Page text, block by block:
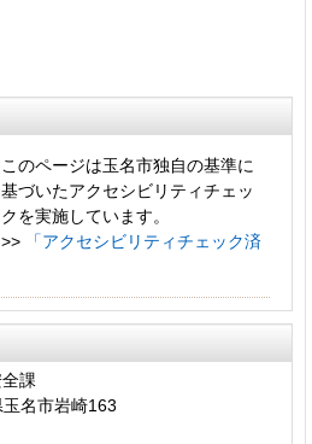
このページは玉名市独自の基準に
基づいたアクセシビリティチェッ
クを実施しています。
>>
「アクセシビリティチェック済
課
名市岩崎163